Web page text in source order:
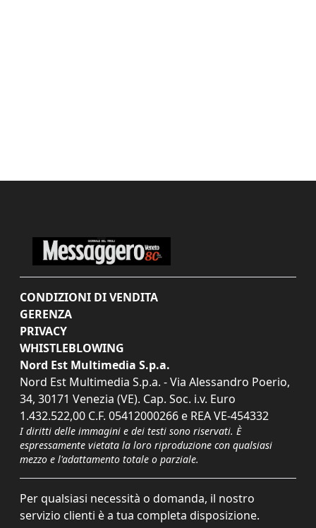
CONDIZIONI DI VENDITA
GERENZA
PRIVACY
WHISTLEBLOWING
Nord Est Multimedia S.p.a.
Nord Est Multimedia S.p.a. - Via Alessandro Poerio,
34, 30171 Venezia (VE). Cap. Soc. i.v. Euro
1.432.522,00 C.F. 05412000266 e REA VE-454332
I diritti delle immagini e dei testi sono riservati. È
espressamente vietata la loro riproduzione con qualsiasi
mezzo e l'adattamento totale o parziale.
Per qualsiasi necessità o domanda, il nostro
servizio clienti è a tua completa disposizione.